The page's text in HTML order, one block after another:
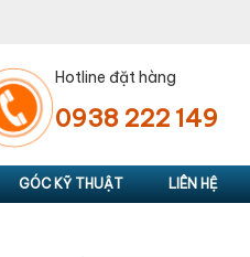
Hotline đặt hàng
0938 222 149
GÓC KỸ THUẬT LIÊN HỆ